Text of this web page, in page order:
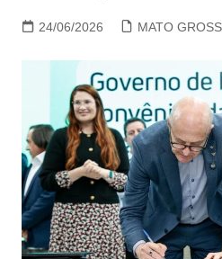
24/06/2026 MATO